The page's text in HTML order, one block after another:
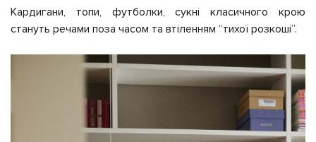
Кардигани, топи, футболки, сукні класичного крою
стануть речами поза часом та втіленням “тихої розкоші”.